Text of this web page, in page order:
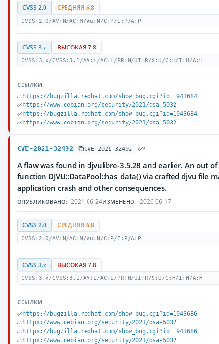
CVSS 2.0 СРЕДНЯЯ 6.8
CVSS:2.0/AV:N/AC:M/Au:N/C:P/I:P/A:P
CVSS 3.x ВЫСОКАЯ 7.8
CVSS:3.x/CVSS:3.1/AV:L/AC:L/PR:N/UI:R/S:U/C:H/I:H/A:H
ССЫЛКИ
https://bugzilla.redhat.com/show_bug.cgi?id=1943684
https://www.debian.org/security/2021/dsa-5032
https://bugzilla.redhat.com/show_bug.cgi?id=1943684
https://www.debian.org/security/2021/dsa-5032
CVE-2021-32492 CVE-2021-32492
A flaw was found in djvulibre-3.5.28 and earlier. An out
function DJVU::DataPool::has_data() via crafted djvu file
application crash and other consequences.
ОПУБЛИКОВАНО: 2021-06-24ИЗМЕНЕНО: 2026-06-17
CVSS 2.0 СРЕДНЯЯ 6.8
CVSS:2.0/AV:N/AC:M/Au:N/C:P/I:P/A:P
CVSS 3.x ВЫСОКАЯ 7.8
CVSS:3.x/CVSS:3.1/AV:L/AC:L/PR:N/UI:R/S:U/C:H/I:H/A:H
ССЫЛКИ
https://bugzilla.redhat.com/show_bug.cgi?id=1943686
https://www.debian.org/security/2021/dsa-5032
https://bugzilla.redhat.com/show_bug.cgi?id=1943686
https://www.debian.org/security/2021/dsa-5032